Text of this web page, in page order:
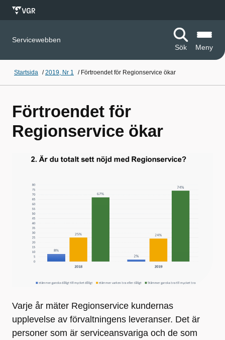
Servicewebben
Sök
Meny
Startsida /2019, Nr 1 / Förtroendet för Regionservice ökar
Förtroendet för
Regionservice ökar
Varje år mäter Regionservice kundernas
upplevelse av förvaltningens leveranser. Det är
personer som är serviceansvariga och de som